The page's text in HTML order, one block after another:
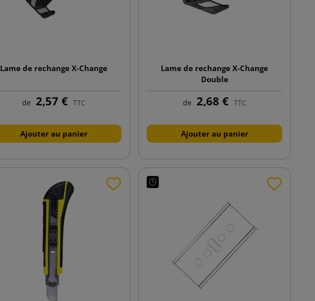
Lame de rechange X-Change
de 2,57 € TTC
Ajouter au panier
Lame de rechange X-Change
Double
de 2,68 € TTC
Ajouter au panier